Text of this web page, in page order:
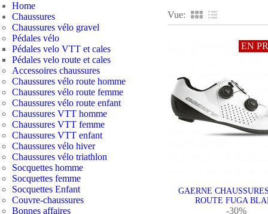
Home
Chaussures
Chaussures vélo gravel
Pédales vélo
Pédales velo VTT et cales
Pédales velo route et cales
Accessoires chaussures
Chaussures vélo route homme
Chaussures vélo route femme
Chaussures vélo route enfant
Chaussures VTT homme
Chaussures VTT femme
Chaussures VTT enfant
Chaussures vélo hiver
Chaussures vélo triathlon
Socquettes homme
Socquettes femme
Socquettes Enfant
Couvre-chaussures
Bonnes affaires
Vue:
EN
GAERNE
ROUTE FUGA
-30%